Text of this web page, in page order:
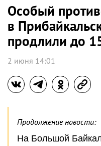
Особый
в
продлили до
2 июня 14:01
Продолжение новости:
На Большой